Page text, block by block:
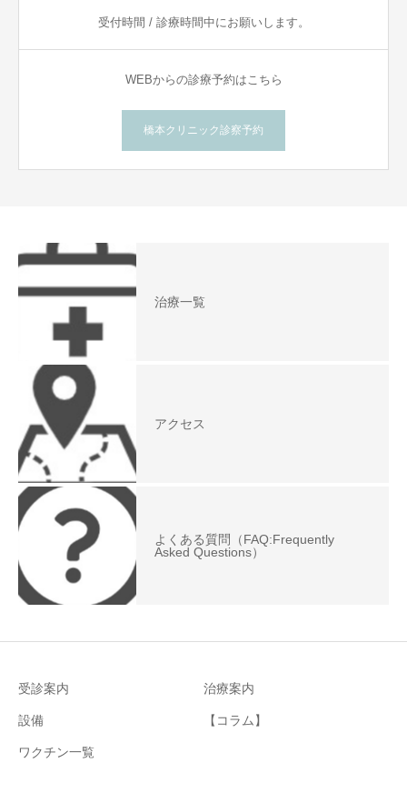
受付時間 / 診療時間中にお願いします。
WEBからの診療予約はこちら
橋本クリニック診察予約
治療一覧
アクセス
よくある質問（FAQ:Frequently
Asked Questions）
受診案内 治療案内
設備 【コラム】
ワクチン一覧